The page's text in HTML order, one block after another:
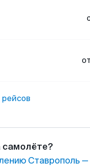
от
самолёте?
Ставрополь —